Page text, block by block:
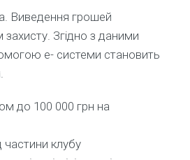
Виведення грошей
Згідно з даними
e- системи становить
до 100 000 грн на
частини клубу